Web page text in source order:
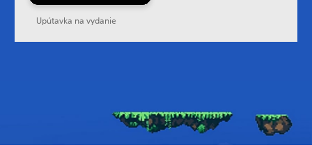
Upútavka na vydanie